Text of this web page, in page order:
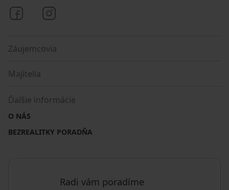
Bezrealitky na Facebooku
Záujemcovia
Majitelia
Ďalšie informácie
O NÁS
BEZREALITKY PORADŇA
Radi vám poradíme